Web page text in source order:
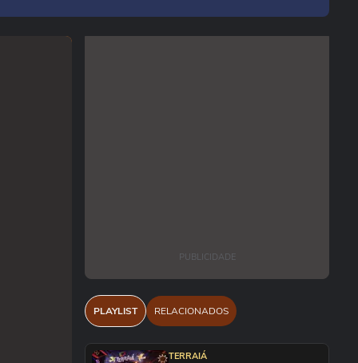
PUBLICIDADE
PLAYLIST RELACIONADOS
TERRAIÁ